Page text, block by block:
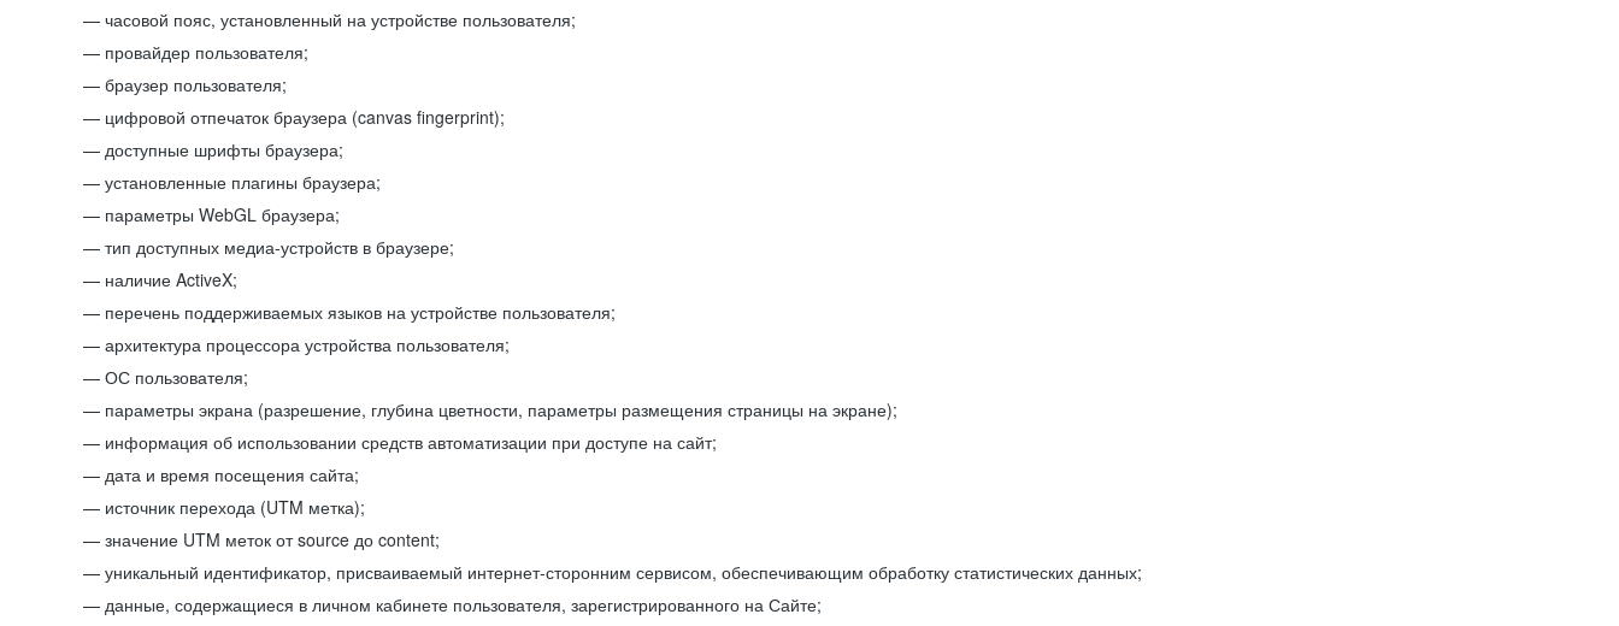
часовой пояс, установленный на устройстве пользователя;
провайдер пользователя;
браузер пользователя;
цифровой отпечаток браузера (canvas fingerprint);
доступные шрифты браузера;
установленные плагины браузера;
параметры WebGL браузера;
тип доступных медиа-устройств в браузере;
наличие ActiveX;
перечень поддерживаемых языков на устройстве пользователя;
архитектура процессора устройства пользователя;
ОС пользователя;
параметры экрана (разрешение, глубина цветности, параметры размещения страницы на экране);
информация об использовании средств автоматизации при доступе на сайт;
дата и время посещения сайта;
источник перехода (UTM метка);
значение UTM меток от source до content;
уникальный идентификатор, присваиваемый интернет-сторонним сервисом, обеспечивающим обработку статистических данных;
данные, содержащиеся в личном кабинете пользователя, зарегистрированного на Сайте;